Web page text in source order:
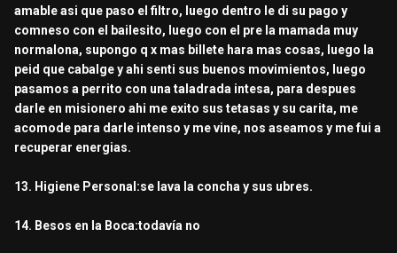
amable asi que paso el filtro, luego dentro le di su pago y
comneso con el bailesito, luego con el pre la mamada muy
normalona, supongo q x mas billete hara mas cosas, luego la
peid que cabalge y ahi senti sus buenos movimientos, luego
pasamos a perrito con una taladrada intesa, para despues
darle en misionero ahi me exito sus tetasas y su carita, me
acomode para darle intenso y me vine, nos aseamos y me fui a
recuperar energias.
13. Higiene Personal:se lava la concha y sus ubres.
14. Besos en la Boca:todavía no